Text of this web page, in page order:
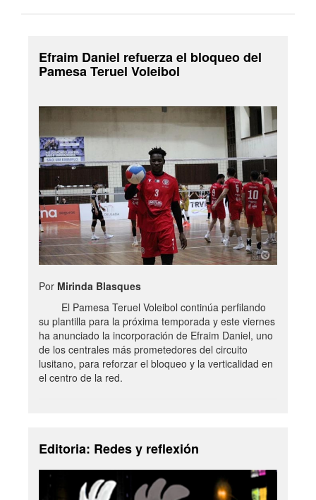
Efraim Daniel refuerza el bloqueo del
Pamesa Teruel Voleibol
Por Mirinda Blasques
El Pamesa Teruel Voleibol continúa perfilando
su plantilla para la próxima temporada y este viernes
ha anunciado la incorporación de Efraim Daniel, uno
de los centrales más prometedores del circuito
lusitano, para reforzar el bloqueo y la verticalidad en
el centro de la red.
Editoria: Redes y reflexión